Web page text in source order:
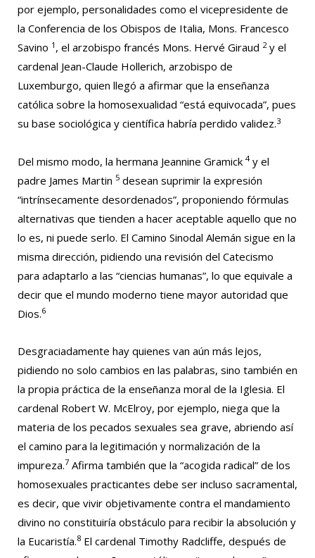
por ejemplo, personalidades como el vicepresidente de
la Conferencia de los Obispos de Italia, Mons. Francesco
Savino 1 , el arzobispo francés Mons. Hervé Giraud 2y el
cardenal Jean-Claude Hollerich, arzobispo de
Luxemburgo, quien llegó a afirmar que la enseñanza
católica sobre la homosexualidad “está equivocada”, pues
su base sociológica y científica habría perdido validez.3
Del mismo modo, la hermana Jeannine Gramick 4y el
padre James Martin 5 desean suprimir la expresión
“intrínsecamente desordenados”, proponiendo fórmulas
alternativas que tienden a hacer aceptable aquello que no
lo es, ni puede serlo. El Camino Sinodal Alemán sigue en la
misma dirección, pidiendo una revisión del Catecismo
para adaptarlo a las “ciencias humanas”, lo que equivale a
decir que el mundo moderno tiene mayor autoridad que
Dios.6
Desgraciadamente hay quienes van aún más lejos,
pidiendo no solo cambios en las palabras, sino también en
la propia práctica de la enseñanza moral de la Iglesia. El
cardenal Robert W. McElroy, por ejemplo, niega que la
materia de los pecados sexuales sea grave, abriendo así
el camino para la legitimación y normalización de la
impureza.7 Afirma también que la “acogida radical” de los
homosexuales practicantes debe ser incluso sacramental,
es decir, que vivir objetivamente contra el mandamiento
divino no constituiría obstáculo para recibir la absolución y
la Eucaristía.8 El cardenal Timothy Radcliffe, después de